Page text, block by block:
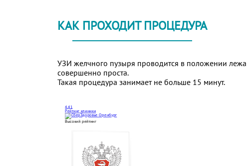
КАК ПРОХОДИТ ПРОЦЕДУРА
УЗИ желчного пузыря проводится в положении лежа
совершенно проста.
Такая процедура занимает не больше 15 минут.
4.41
Рейтинг клиники
Высокий рейтинг